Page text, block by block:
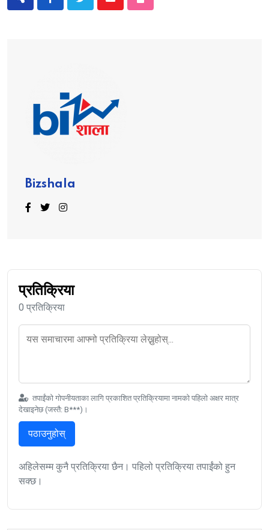
Bizshala
प्रतिक्रिया
0 प्रतिक्रिया
तपाईंको गोपनीयताका लागि प्रकाशित प्रतिक्रियामा नामको पहिलो अक्षर मात्र
देखाइनेछ (जस्तै: B***)।
पठाउनुहोस्
अहिलेसम्म कुनै प्रतिक्रिया छैन। पहिलो प्रतिक्रिया तपाईंको हुन
सक्छ।